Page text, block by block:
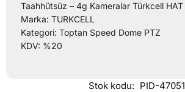
Taahhütsüz – 4g Kameralar Türkcell HAT
Marka: TURKCELL
Kategori: Toptan Speed Dome PTZ
KDV: %20
Stok kodu: PID-47051